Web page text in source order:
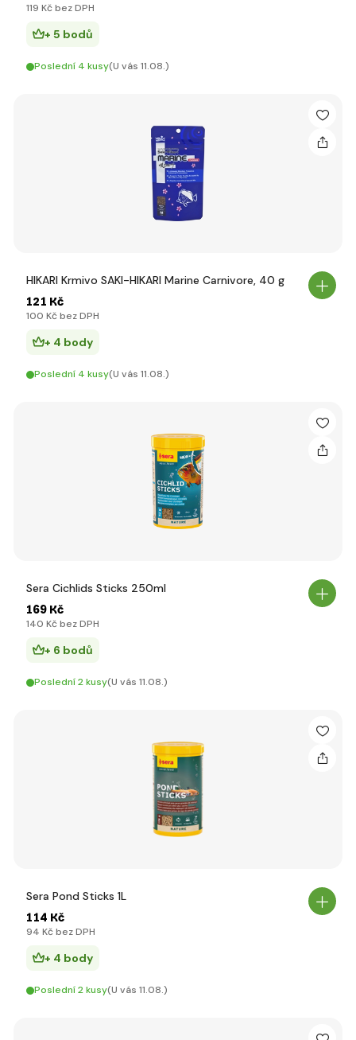
119 Kč bez DPH
+ 5 bodů
Poslední 4 kusy(U vás 11.08.)
HIKARI Krmivo SAKI-HIKARI Marine Carnivore, 40 g
121 Kč
100 Kč bez DPH
+ 4 body
Poslední 4 kusy(U vás 11.08.)
Sera Cichlids Sticks 250ml
169 Kč
140 Kč bez DPH
+ 6 bodů
Poslední 2 kusy(U vás 11.08.)
Sera Pond Sticks 1L
114 Kč
94 Kč bez DPH
+ 4 body
Poslední 2 kusy(U vás 11.08.)